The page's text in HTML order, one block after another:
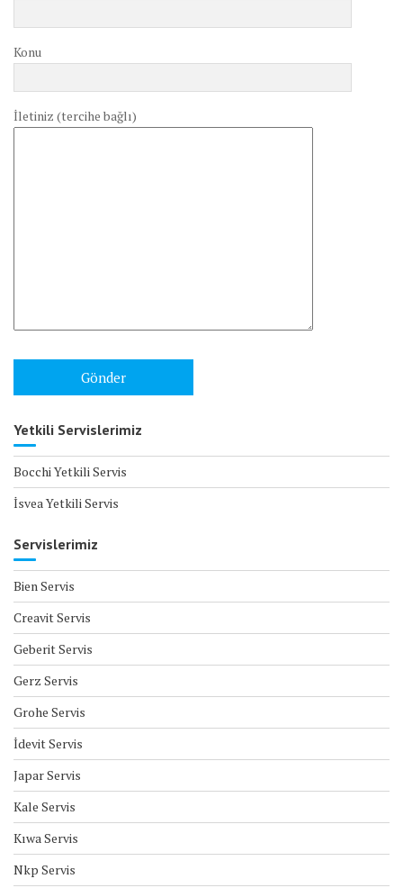
Konu
İletiniz (tercihe bağlı)
Yetkili Servislerimiz
Bocchi Yetkili Servis
İsvea Yetkili Servis
Servislerimiz
Bien Servis
Creavit Servis
Geberit Servis
Gerz Servis
Grohe Servis
İdevit Servis
Japar Servis
Kale Servis
Kıwa Servis
Nkp Servis